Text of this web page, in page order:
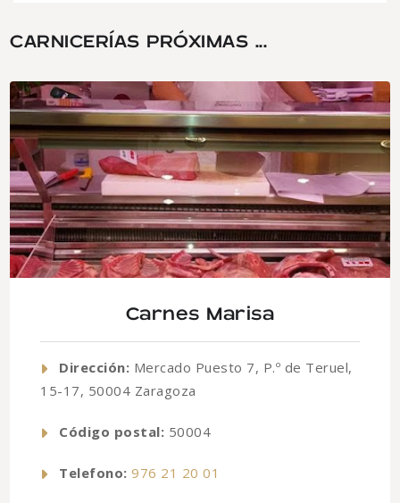
CARNICERÍAS PRÓXIMAS ...
Carnes Marisa
Dirección: Mercado Puesto 7, P.º de Teruel,
15-17, 50004 Zaragoza
Código postal: 50004
Telefono: 976 21 20 01